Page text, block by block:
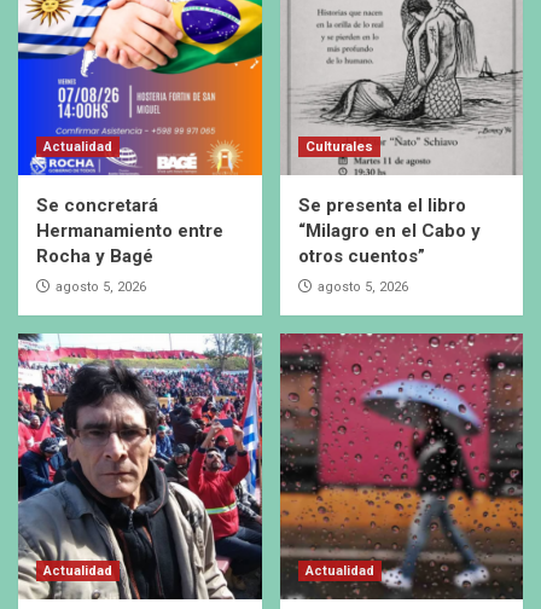
Actualidad
Se concretará
Hermanamiento entre
Rocha y Bagé
agosto 5, 2026
Culturales
Se presenta el libro
“Milagro en el Cabo y
otros cuentos”
agosto 5, 2026
Actualidad Actualidad